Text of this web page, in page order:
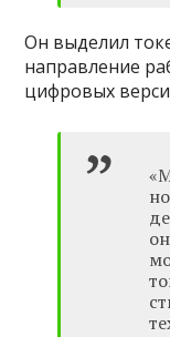
Он выделил
направление
цифровых